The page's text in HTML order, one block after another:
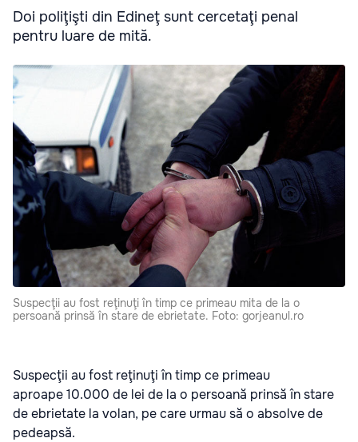
Doi poliţişti din Edineţ sunt cercetaţi penal
pentru luare de mită.
Suspecţii au fost reţinuţi în timp ce primeau mita de la o
persoană prinsă în stare de ebrietate. Foto: gorjeanul.ro
Suspecţii au fost reţinuţi în timp ce primeau
aproape 10.000 de lei de la o persoană prinsă în stare
de ebrietate la volan, pe care urmau să o absolve de
pedeapsă.